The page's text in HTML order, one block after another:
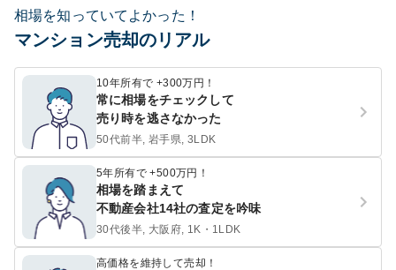
相場を知っていてよかった！
マンション売却のリアル
10年所有で +300万円！
常に相場をチェックして
売り時を逃さなかった
50代前半, 岩手県, 3LDK
5年所有で +500万円！
相場を踏まえて
不動産会社14社の査定を吟味
30代後半, 大阪府, 1K・1LDK
高価格を維持して売却！